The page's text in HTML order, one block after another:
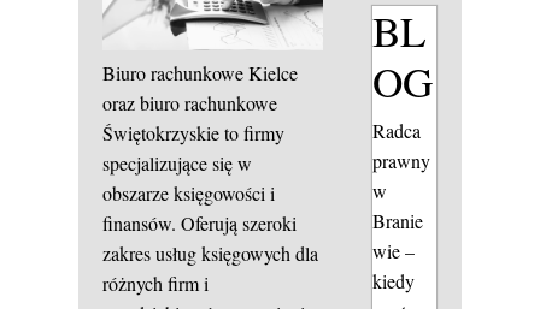
Biuro rachunkowe Kielce
oraz biuro rachunkowe
Świętokrzyskie to firmy
specjalizujące się w
obszarze księgowości i
finansów. Oferują szeroki
zakres usług księgowych dla
różnych firm i
BL
OG
Radca
prawny
w
Branie
wie –
kiedy